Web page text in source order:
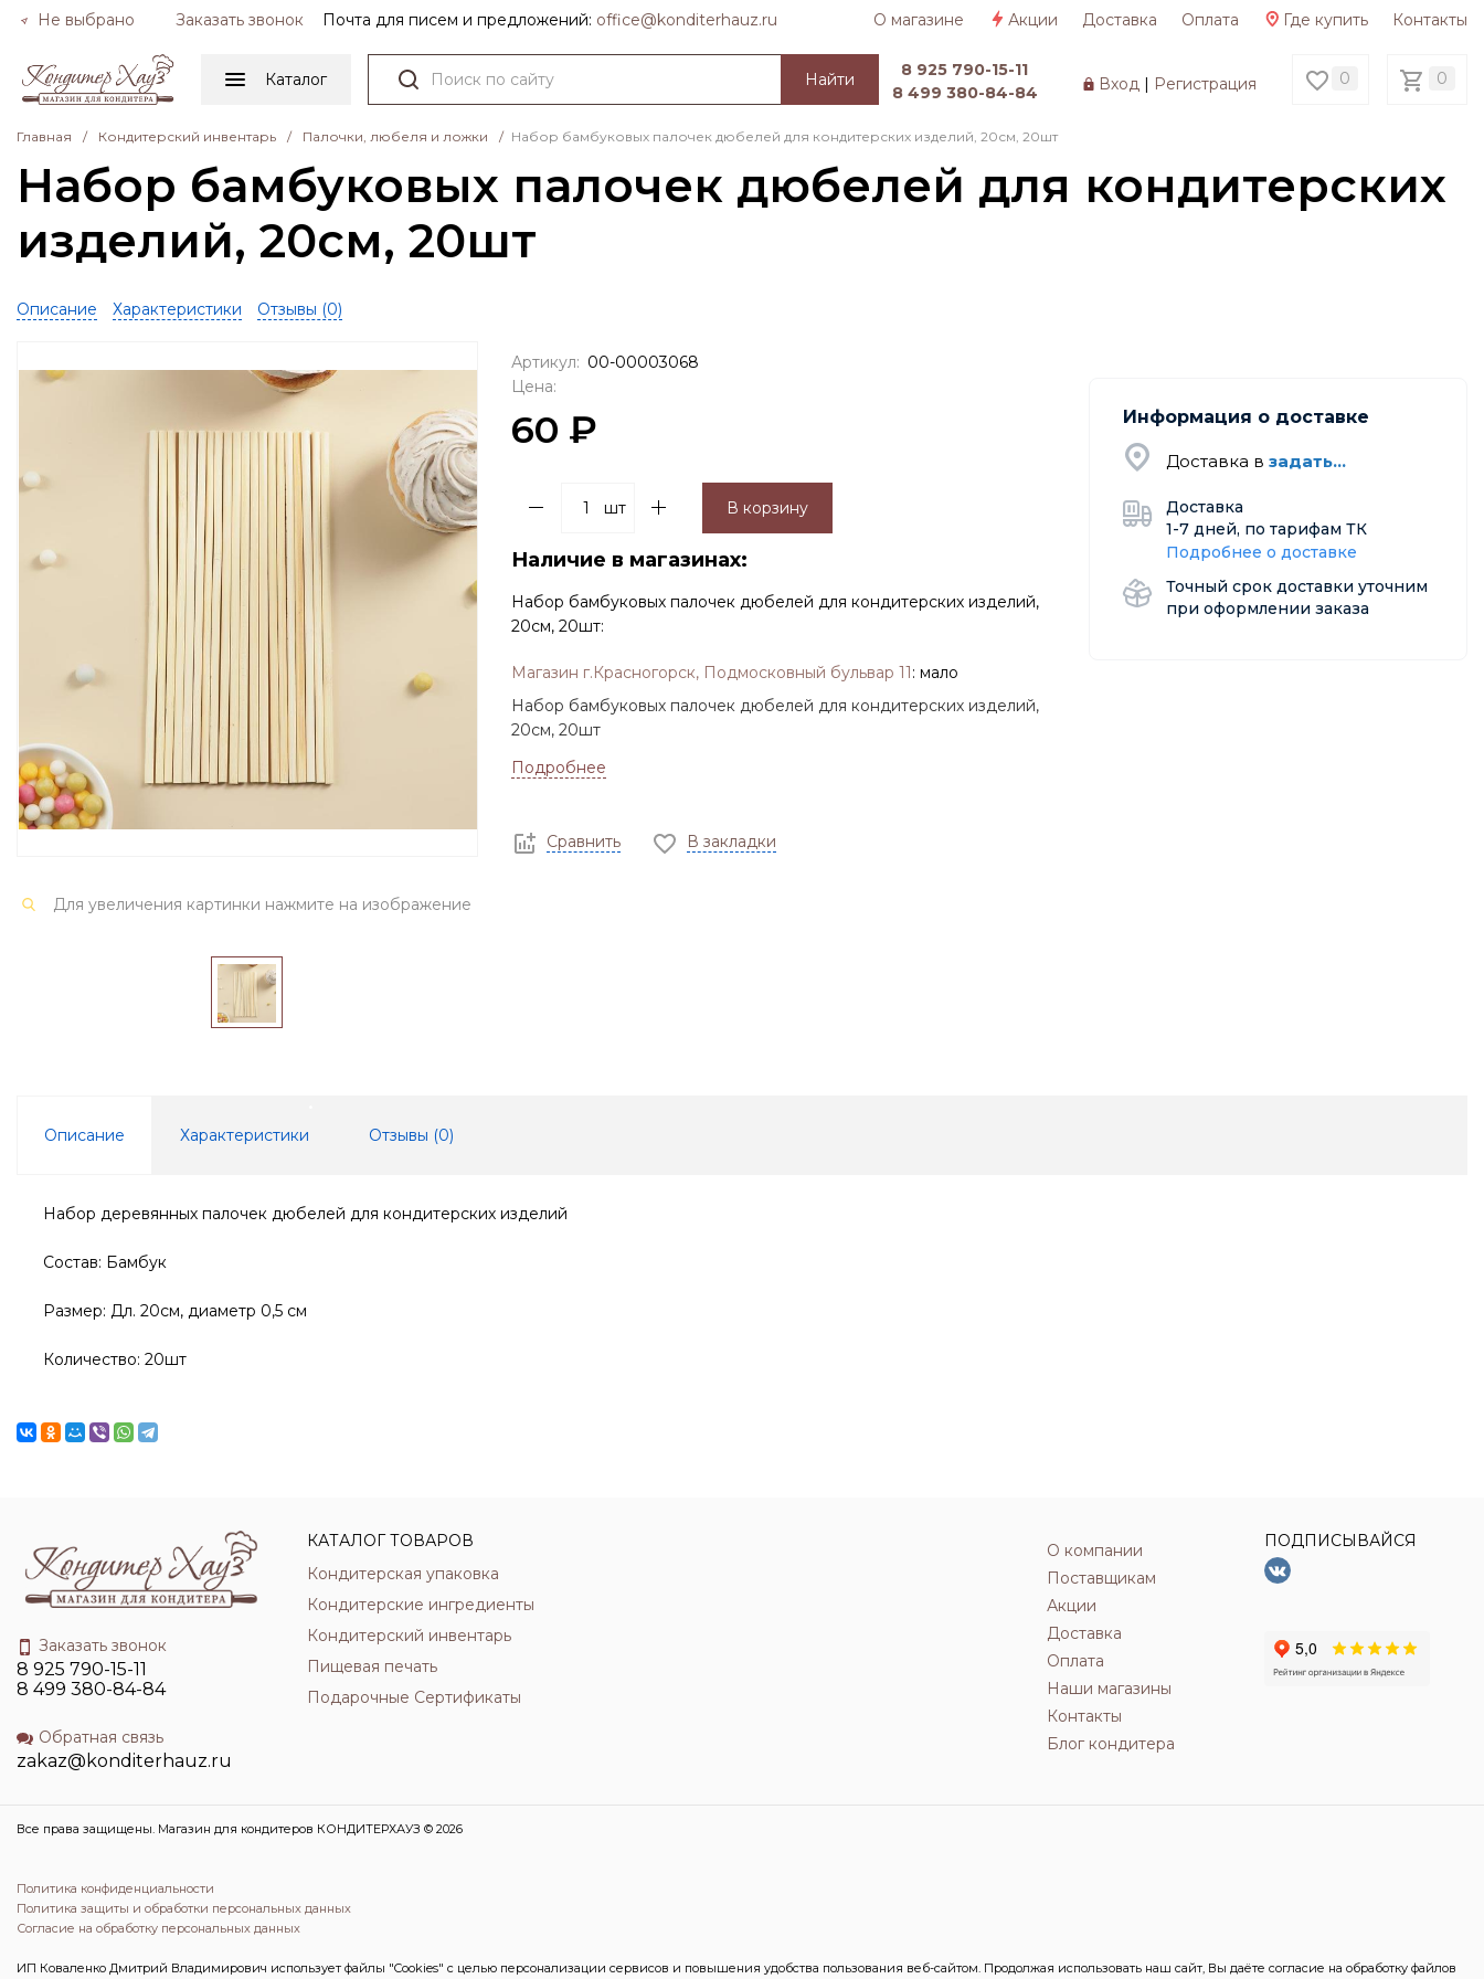
Не выбрано Заказать звонок Почта для писем и предложений: officе@konditerhauz.ru О магазине Акции Доставка Оплата Где купить Контакты
Каталог Вход| Регистрация 0 0
Найти
8 925 790-15-11
8 499 380-84-84
Главная / Кондитерский инвентарь / Палочки, любеля и ложки / Набор бамбуковых палочек дюбелей для кондитерских изделий, 20см, 20шт
Набор бамбуковых палочек дюбелей для кондитерских
изделий, 20см, 20шт
Описание Характеристики Отзывы (0)
Для увеличения картинки нажмите на изображение
Артикул: 00-00003068
Цена:
60 ₽
шт В корзину
Наличие в магазинах:
Набор бамбуковых палочек дюбелей для кондитерских изделий,
20см, 20шт:
Магазин г.Красногорск, Подмосковный бульвар 11: мало
Информация о доставке
Доставка в задать...
Доставка
1-7 дней, по тарифам ТК
Подробнее о доставке
Точный срок доставки уточним
при оформлении заказа
Набор бамбуковых палочек дюбелей для кондитерских изделий,
20см, 20шт
Подробнее
Сравнить В закладки
Описание Характеристики Отзывы (0)
Набор деревянных палочек дюбелей для кондитерских изделий
Состав: Бамбук
Размер: Дл. 20см, диаметр 0,5 см
Количество: 20шт
Заказать звонок
8 925 790-15-11
8 499 380-84-84
Обратная связь
zakaz@konditerhauz.ru
КАТАЛОГ ТОВАРОВ
Кондитерская упаковка
Кондитерские ингредиенты
Кондитерский инвентарь
Пищевая печать
Подарочные Сертификаты
О компании
Поставщикам
Акции
Доставка
Оплата
Наши магазины
Контакты
Блог кондитера
ПОДПИСЫВАЙСЯ
Все права защищены. Магазин для кондитеров КОНДИТЕРХАУЗ © 2026
Политика конфиденциальности
Политика защиты и обработки персональных данных
Согласие на обработку персональных данных
ИП Коваленко Дмитрий Владимирович использует файлы "Cookies" с целью персонализации сервисов и повышения удобства пользования веб-сайтом. Продолжая использовать наш сайт, Вы даёте согласие на обработку файлов